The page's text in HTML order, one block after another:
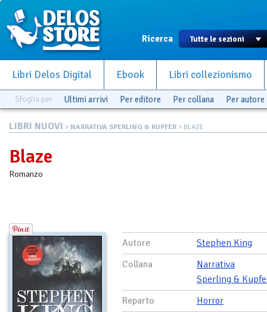
Ricerca
Libri Delos Digital Ebook Libri collezionismo
Sfoglia per Ultimi arrivi Per editore Per collana Per autore
LIBRI NUOVI > NARRATIVA SPERLING & KUPFER > BLAZE
Blaze
Romanzo
Autore
Stephen King
Collana
Narrativa
Sperling &
Reparto
Horror